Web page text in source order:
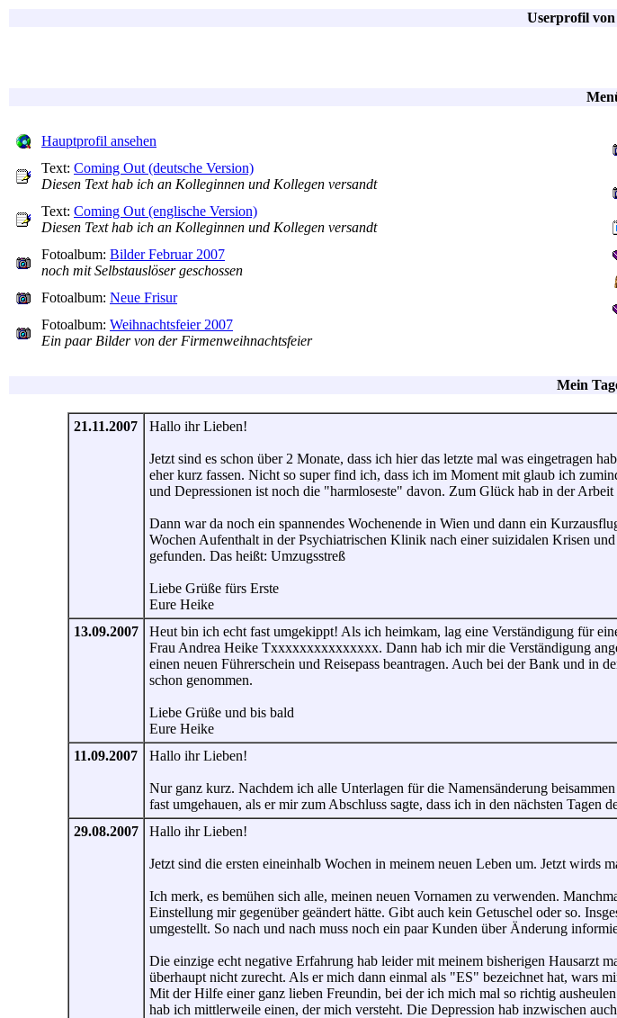
Userprofil
Hauptprofil ansehen
Text: Coming Out (deutsche Version)
Diesen Text hab ich an Kolleginnen und Kollegen versandt
Text: Coming Out (englische Version)
Diesen Text hab ich an Kolleginnen und Kollegen versandt
Fotoalbum: Bilder Februar 2007
noch mit Selbstauslöser geschossen
Fotoalbum: Neue Frisur
Fotoalbum: Weihnachtsfeier 2007
Ein paar Bilder von der Firmenweihnachtsfeier
Mein
21.11.2007 Hallo ihr Lieben!
Jetzt sind es schon über 2 Monate, dass ich hier das letzte mal was eingetragen
eher kurz fassen. Nicht so super find ich, dass ich im Moment mit glaub ich
und Depressionen ist noch die "harmloseste" davon. Zum Glück hab in der
Dann war da noch ein spannendes Wochenende in Wien und dann ein
Wochen Aufenthalt in der Psychiatrischen Klinik nach einer suizidalen Krisen
gefunden. Das heißt: Umzugsstreß
Liebe Grüße fürs Erste
Eure Heike
13.09.2007
Heut bin ich echt fast umgekippt! Als ich heimkam, lag eine Verständigung für
Frau Andrea Heike Txxxxxxxxxxxxxxx. Dann hab ich mir die Verständigung
einen neuen Führerschein und Reisepass beantragen. Auch bei der Bank und
schon genommen.
Liebe Grüße und bis bald
Eure Heike
11.09.2007
Hallo ihr Lieben!
Nur ganz kurz. Nachdem ich alle Unterlagen für die Namensänderung
fast umgehauen, als er mir zum Abschluss sagte, dass ich in den nächsten
29.08.2007
Hallo ihr Lieben!
Jetzt sind die ersten eineinhalb Wochen in meinem neuen Leben um. Jetzt wirds
Ich merk, es bemühen sich alle, meinen neuen Vornamen zu verwenden.
Einstellung mir gegenüber geändert hätte. Gibt auch kein Getuschel oder so.
umgestellt. So nach und nach muss noch ein paar Kunden über Änderung
Die einzige echt negative Erfahrung hab leider mit meinem bisherigen Hausarzt
überhaupt nicht zurecht. Als er mich dann einmal als "ES" bezeichnet hat, wars
Mit der Hilfe einer ganz lieben Freundin, bei der ich mich mal so richtig
hab ich mittlerweile einen, der mich versteht. Die Depression hab inzwischen